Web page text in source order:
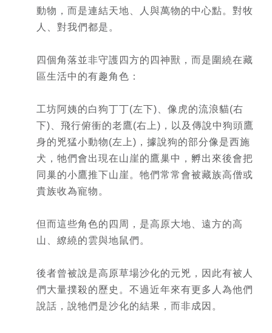
動物，而是連結天地、人與萬物的中心點。對牧
人、對我們都是。
四個角落並非守護四方的四神獸，而是圍繞在藏
區生活中的有趣角色：
工坊阿姨的白狗丁丁(左下)、像虎的流浪貓(右
下)、飛行俯衝的老鷹(右上)，以及傳說中狗頭鷹
身的兇猛小動物(左上)，據說狗的部分像是西施
犬，牠們會出現在山崖的鷹巢中，孵出來後會把
同巢的小鷹推下山崖。牠們常常會被藏族高僧或
貴族收為寵物。
但而這些角色的四周，是高原大地、遠方的高
山、繚繞的雲與地鼠們。
後者曾被說是高原草場沙化的元兇，因此有被人
們大量撲殺的歷史。不過近年來有更多人為他們
說話，說牠們是沙化的結果，而非成因。